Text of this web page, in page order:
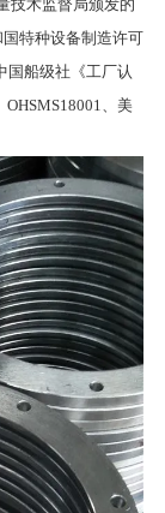
技术监督局颁发的
特种设备制造许可
国船级社《工厂认
、美